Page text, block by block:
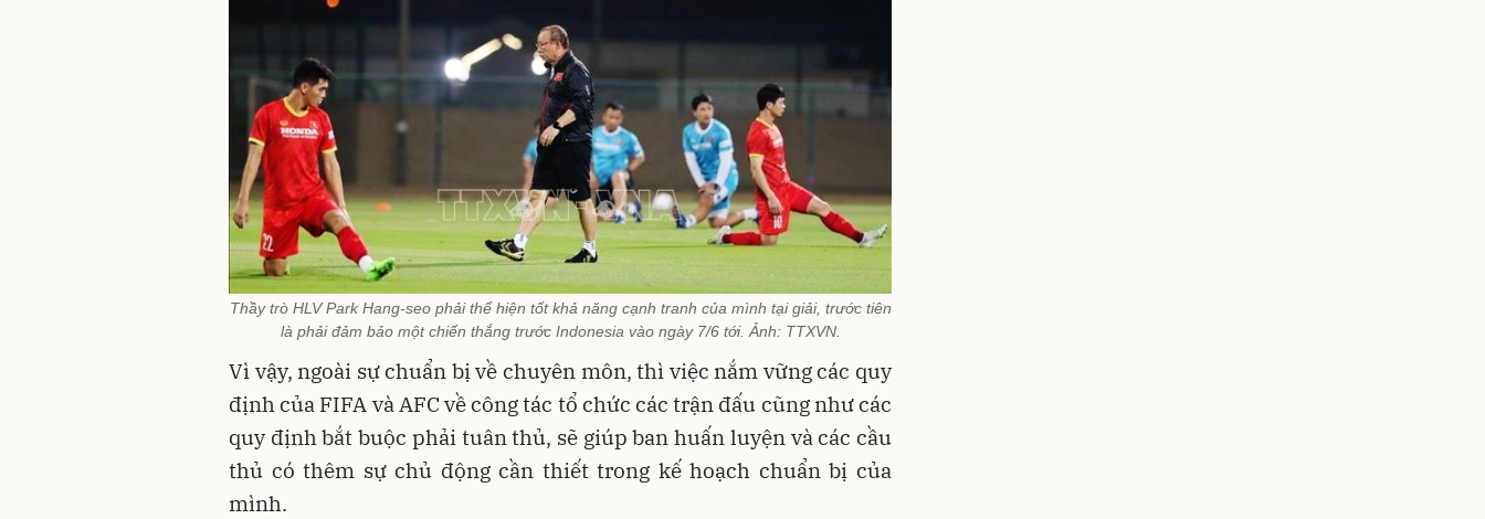
Thầy trò HLV Park Hang-seo phải thể hiện tốt khả năng cạnh tranh của mình tại giải, trước tiên
là phải đảm bảo một chiến thắng trước Indonesia vào ngày 7/6 tới. Ảnh: TTXVN.
Vì vậy, ngoài sự chuẩn bị về chuyên môn, thì việc nắm vững các quy
định của FIFA và AFC về công tác tổ chức các trận đấu cũng như các
quy định bắt buộc phải tuân thủ, sẽ giúp ban huấn luyện và các cầu
thủ có thêm sự chủ động cần thiết trong kế hoạch chuẩn bị của
mình.